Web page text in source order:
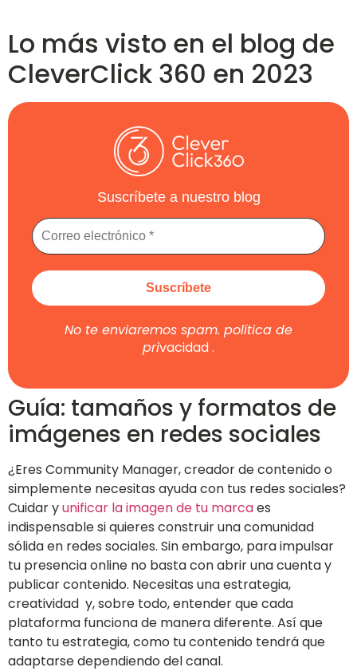
Lo más visto en el blog de
CleverClick 360 en 2023
Suscríbete a nuestro blog
No te enviaremos spam. política de
privacidad.
Guía: tamaños y formatos de
imágenes en redes sociales
¿Eres Community Manager, creador de contenido o
simplemente necesitas ayuda con tus redes sociales?
Cuidar yunificar la imagen de tu marcaes
indispensable si quieres construir una comunidad
sólida en redes sociales. Sin embargo, para impulsar
tu presencia online no basta con abrir una cuenta y
publicar contenido. Necesitas una estrategia,
creatividad y, sobre todo, entender que cada
plataforma funciona de manera diferente. Así que
tanto tu estrategia, como tu contenido tendrá que
adaptarse dependiendo del canal.